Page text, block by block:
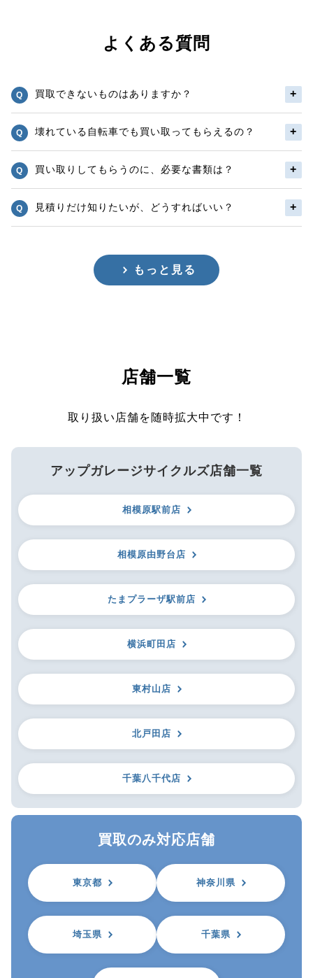
よくある質問
買取できないものはありますか？
壊れている自転車でも買い取ってもらえるの？
買い取りしてもらうのに、必要な書類は？
見積りだけ知りたいが、どうすればいい？
もっと見る
店舗一覧
取り扱い店舗を随時拡大中です！
アップガレージサイクルズ店舗一覧
相模原駅前店
相模原由野台店
たまプラーザ駅前店
横浜町田店
東村山店
北戸田店
千葉八千代店
買取のみ対応店舗
東京都 神奈川県
埼玉県 千葉県